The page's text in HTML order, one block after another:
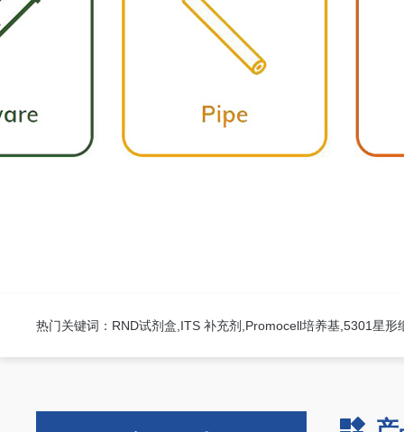
热门关键词：RND试剂盒,ITS 补充剂,Promocell培养基,5301星形